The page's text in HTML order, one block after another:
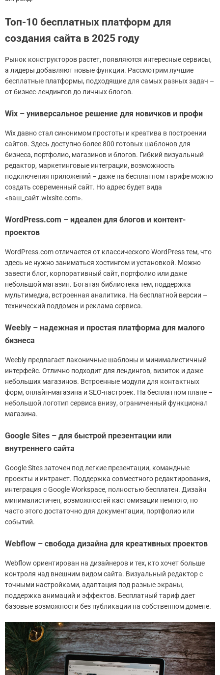
Топ-10 бесплатных платформ для
создания сайта в 2025 году
Рынок конструкторов растет, появляются интересные сервисы,
а лидеры добавляют новые функции. Рассмотрим лучшие
бесплатные платформы, подходящие для самых разных задач –
от бизнес-лендингов до личных блогов.
Wix – универсальное решение для новичков и профи
Wix давно стал синонимом простоты и креатива в построении
сайтов. Здесь доступно более 800 готовых шаблонов для
бизнеса, портфолио, магазинов и блогов. Гибкий визуальный
редактор, маркетинговые интеграции, возможность
подключения приложений – даже на бесплатном тарифе можно
создать современный сайт. Но адрес будет вида
«ваш_сайт.wixsite.com».
WordPress.com – идеален для блогов и контент-
проектов
WordPress.com отличается от классического WordPress тем, что
здесь не нужно заниматься хостингом и установкой. Можно
завести блог, корпоративный сайт, портфолио или даже
небольшой магазин. Богатая библиотека тем, поддержка
мультимедиа, встроенная аналитика. На бесплатной версии –
технический поддомен и реклама сервиса.
Weebly – надежная и простая платформа для малого
бизнеса
Weebly предлагает лаконичные шаблоны и минималистичный
интерфейс. Отлично подходит для лендингов, визиток и даже
небольших магазинов. Встроенные модули для контактных
форм, онлайн-магазина и SEO-настроек. На бесплатном плане –
небольшой логотип сервиса внизу, ограниченный функционал
магазина.
Google Sites – для быстрой презентации или
внутреннего сайта
Google Sites заточен под легкие презентации, командные
проекты и интранет. Поддержка совместного редактирования,
интеграция с Google Workspace, полностью бесплатен. Дизайн
минималистичен, возможностей кастомизации немного, но
часто этого достаточно для документации, портфолио или
событий.
Webflow – свобода дизайна для креативных проектов
Webflow ориентирован на дизайнеров и тех, кто хочет больше
контроля над внешним видом сайта. Визуальный редактор с
точными настройками, адаптация под разные экраны,
поддержка анимаций и эффектов. Бесплатный тариф дает
базовые возможности без публикации на собственном домене.